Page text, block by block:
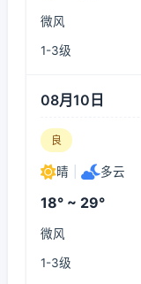
微风
1-3级
08月10日
良
晴 多云
18° ~ 29°
微风
1-3级